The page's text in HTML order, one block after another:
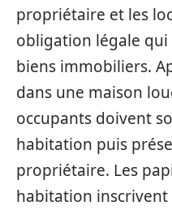
propriétaire et les
obligation légale
biens immobiliers.
dans une maison
occupants doivent
habitation puis
propriétaire. Les
habitation